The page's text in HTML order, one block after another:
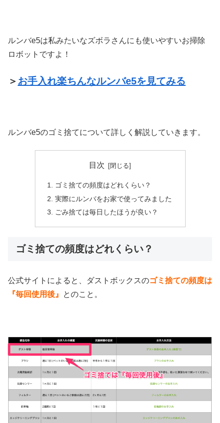
ルンバe5は私みたいなズボラさんにも使いやすいお掃除
ロボットですよ！
＞ お手入れ楽ちんなルンバe5を見てみる
ルンバe5のゴミ捨てについて詳しく解説していきます。
目次
ゴミ捨ての頻度はどれくらい？
実際にルンバをお家で使ってみました
ごみ捨ては毎日したほうが良い？
ゴミ捨ての頻度はどれくらい？
公式サイトによると、ダストボックスのゴミ捨ての頻度は
『毎回使用後』
とのこと。